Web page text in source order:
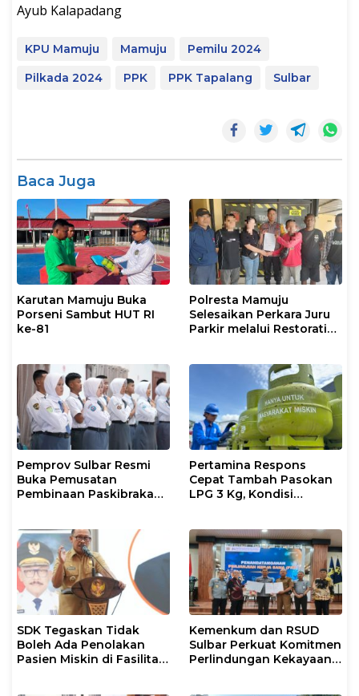
Ayub Kalapadang
KPU Mamuju Mamuju
Pemilu 2024
Pilkada 2024
PPK PPK Tapalang Sulbar
Baca Juga
Karutan Mamuju Buka
Porseni Sambut HUT RI
ke-81
Polresta Mamuju
Selesaikan Perkara Juru
Parkir melalui Restorative
Pemprov Sulbar Resmi
Buka Pemusatan
Pembinaan Paskibraka
Pertamina Respons
Cepat Tambah Pasokan
LPG 3 Kg, Kondisi
SDK Tegaskan Tidak
Boleh Ada Penolakan
Pasien Miskin di Fasilitas
Kemenkum dan RSUD
Sulbar Perkuat Komitmen
Perlindungan Kekayaan